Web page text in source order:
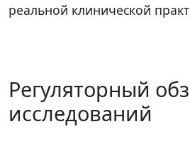
реальной клинической
Регуляторный
исследований